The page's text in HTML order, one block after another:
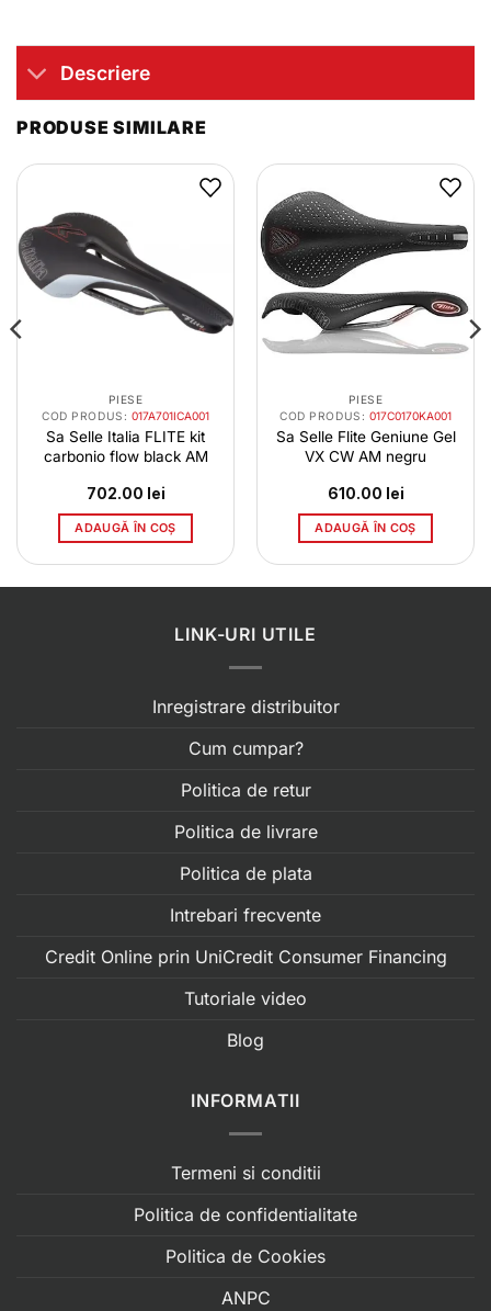
Descriere
PRODUSE SIMILARE
PIESE
COD PRODUS: 017A701ICA001
Sa Selle Italia FLITE kit
carbonio flow black AM
702.00 lei
ADAUGĂ ÎN COȘ
PIESE
COD PRODUS: 017C0170KA001
Sa Selle Flite Geniune Gel
VX CW AM negru
610.00 lei
ADAUGĂ ÎN COȘ
LINK-URI UTILE
Inregistrare distribuitor
Cum cumpar?
Politica de retur
Politica de livrare
Politica de plata
Intrebari frecvente
Credit Online prin UniCredit Consumer Financing
Tutoriale video
Blog
INFORMATII
Termeni si conditii
Politica de confidentialitate
Politica de Cookies
ANPC